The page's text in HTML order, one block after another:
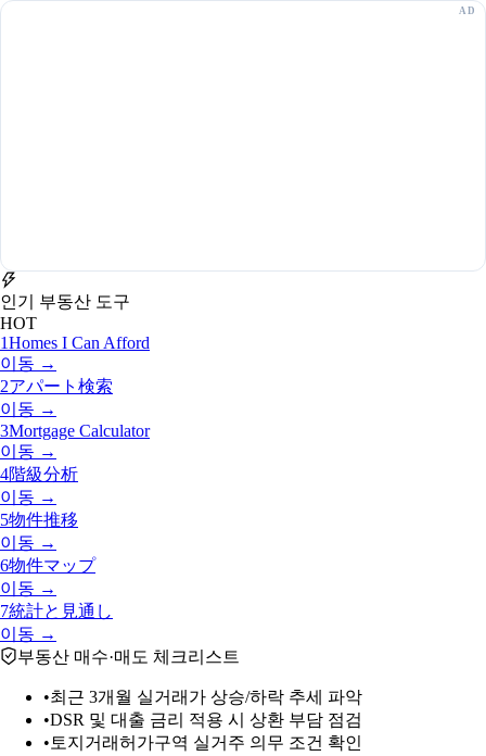
인기 부동산 도구
HOT
1Homes I Can Afford
이동 →
2アパート検索
이동 →
3Mortgage Calculator
이동 →
4階級分析
이동 →
5物件推移
이동 →
6物件マップ
이동 →
7統計と見通し
이동 →
부동산 매수·매도 체크리스트
•최근 3개월 실거래가 상승/하락 추세 파악
•DSR 및 대출 금리 적용 시 상환 부담 점검
• 토지거래허가구역 실거주 의무 조건 확인